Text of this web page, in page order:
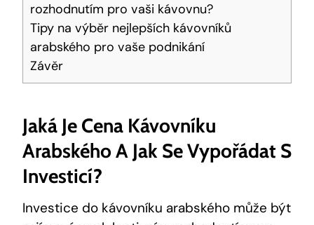
rozhodnutím pro vaši kávovnu?
Tipy na výběr nejlepších kávovníků
arabského pro vaše podnikání
Závěr
Jaká Je Cena Kávovníku
Arabského A Jak Se Vypořádat S
Investicí?
Investice do kávovníku arabského může být